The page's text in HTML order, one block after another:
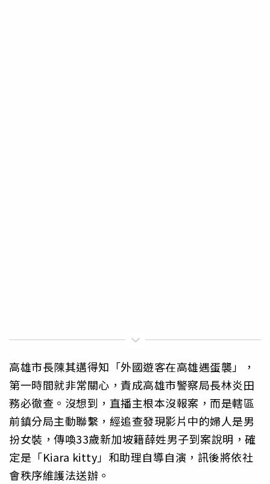
高雄市長陳其邁得知「外國遊客在高雄遇蛋襲」，
第一時間就非常關心，責成高雄市警察局長林炎田
務必徹查。沒想到，直播主根本沒報案，而是轄區
前鎮分局主動聯繫，經追查發現影片中的婦人是男
扮女裝，傳喚33歲新加坡籍薛姓男子到案說明，確
定是「Kiara kitty」和助理自導自演，訊後將依社
會秩序維護法送辦。